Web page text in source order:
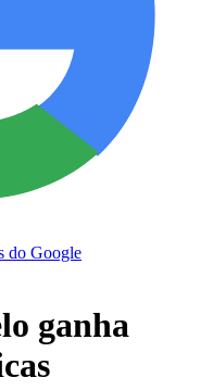
do Google
ganha